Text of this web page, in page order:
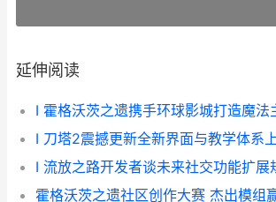
延伸阅读
I 刀塔2震撼更新全新界面与教学体系
I 流放之路开发者谈未来社交功能扩展